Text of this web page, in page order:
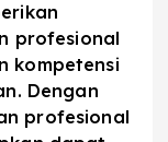
profesional
kompetensi
Dengan
profesional